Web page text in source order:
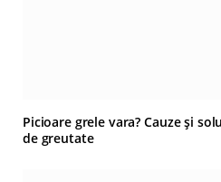
Picioare grele vara? Cauze și
de greutate